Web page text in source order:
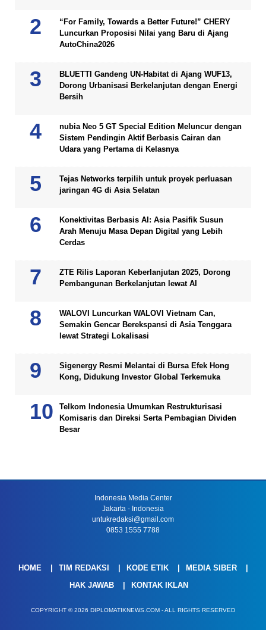
“For Family, Towards a Better Future!” CHERY
Luncurkan Proposisi Nilai yang Baru di Ajang
AutoChina2026
BLUETTI Gandeng UN-Habitat di Ajang WUF13,
Dorong Urbanisasi Berkelanjutan dengan Energi
Bersih
nubia Neo 5 GT Special Edition Meluncur dengan
Sistem Pendingin Aktif Berbasis Cairan dan
Udara yang Pertama di Kelasnya
Tejas Networks terpilih untuk proyek perluasan
jaringan 4G di Asia Selatan
Konektivitas Berbasis AI: Asia Pasifik Susun
Arah Menuju Masa Depan Digital yang Lebih
Cerdas
ZTE Rilis Laporan Keberlanjutan 2025, Dorong
Pembangunan Berkelanjutan lewat AI
WALOVI Luncurkan WALOVI Vietnam Can,
Semakin Gencar Berekspansi di Asia Tenggara
lewat Strategi Lokalisasi
Sigenergy Resmi Melantai di Bursa Efek Hong
Kong, Didukung Investor Global Terkemuka
Telkom Indonesia Umumkan Restrukturisasi
Komisaris dan Direksi Serta Pembagian Dividen
Besar
Indonesia Media Center
Jakarta - Indonesia
untukredaksi@gmail.com
0853 1555 7788
HOME TIM REDAKSI KODE ETIK
MEDIA SIBER
HAK JAWAB
KONTAK IKLAN
COPYRIGHT © 2026 DIPLOMATIKNEWS.COM - ALL RIGHTS RESERVED